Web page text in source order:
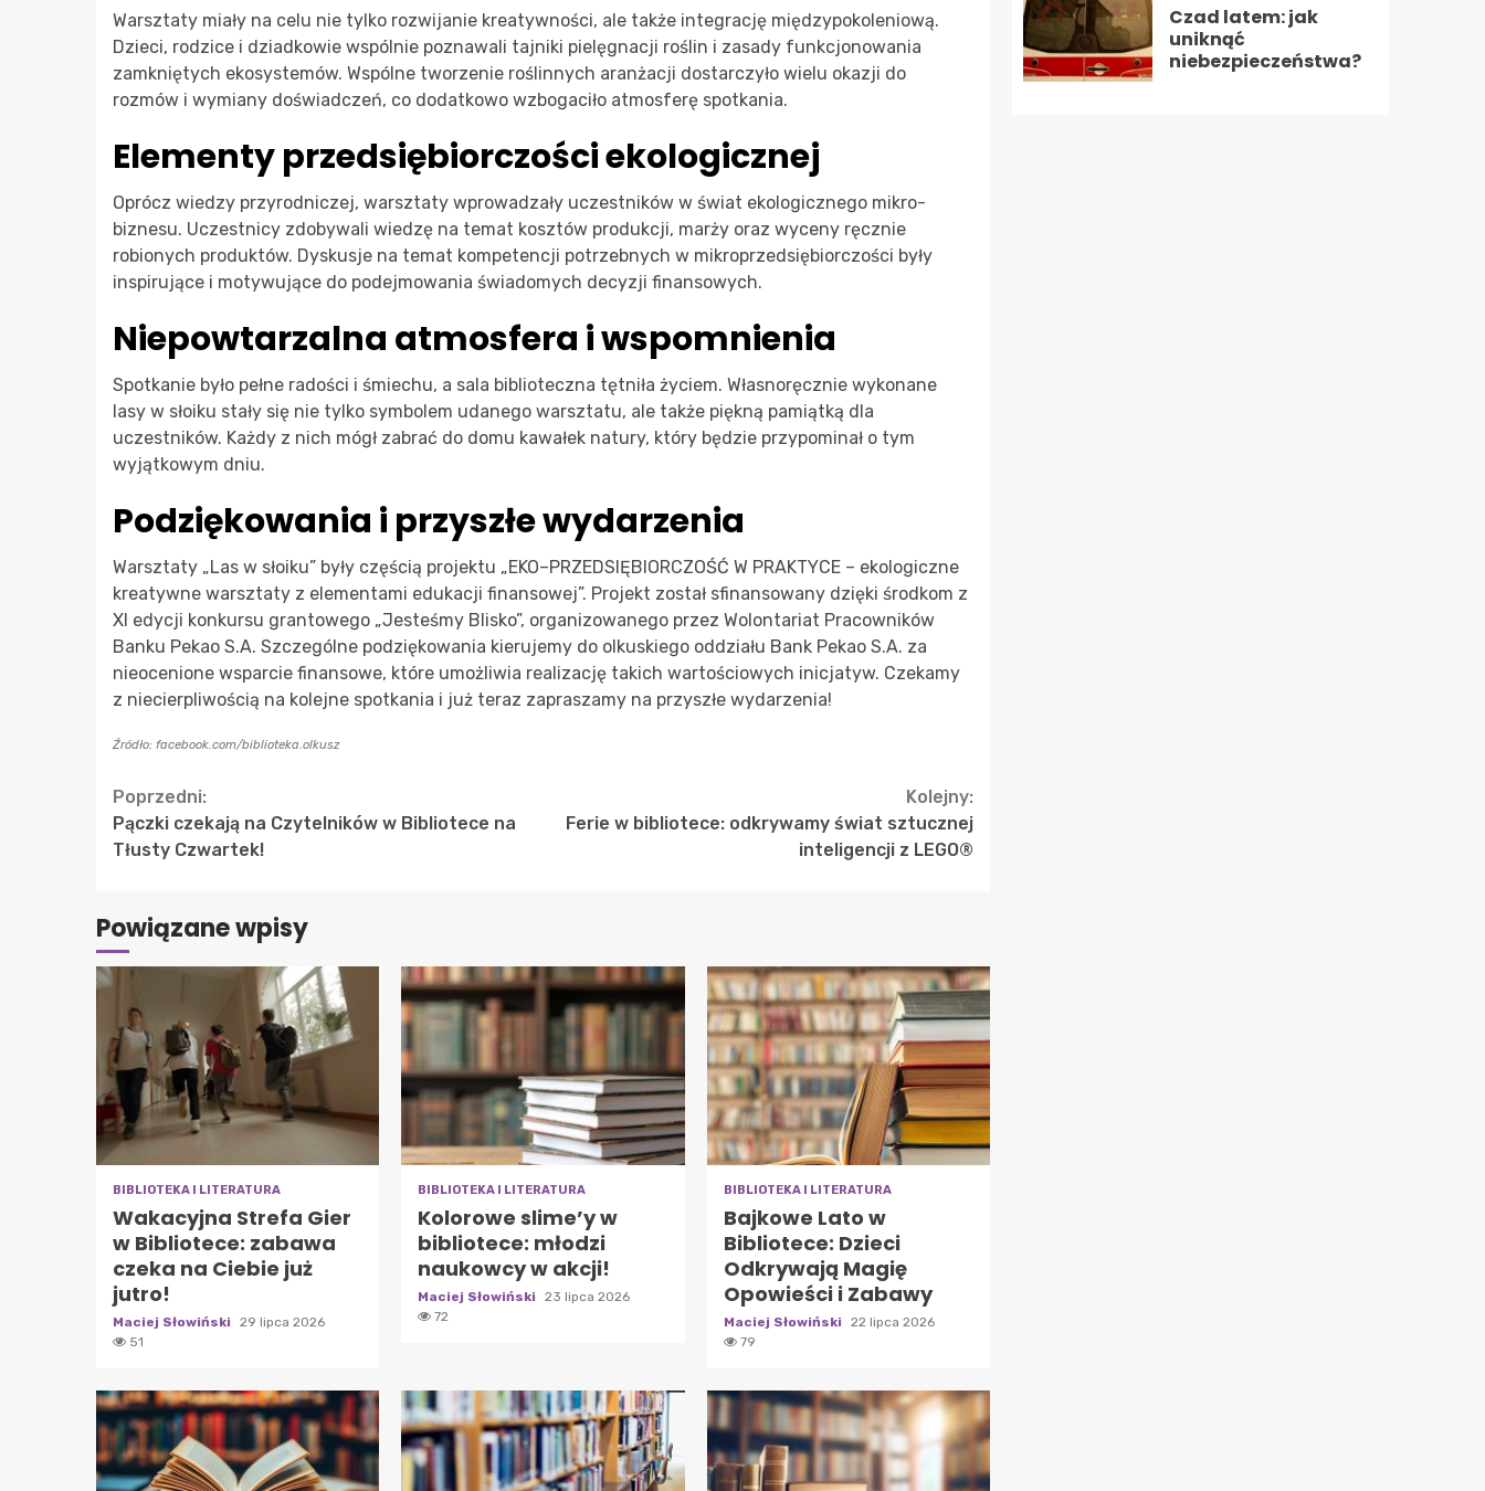
Warsztaty miały na celu nie tylko rozwijanie kreatywności, ale także integrację międzypokoleniową.
Dzieci, rodzice i dziadkowie wspólnie poznawali tajniki pielęgnacji roślin i zasady funkcjonowania
zamkniętych ekosystemów. Wspólne tworzenie roślinnych aranżacji dostarczyło wielu okazji do
rozmów i wymiany doświadczeń, co dodatkowo wzbogaciło atmosferę spotkania.
Elementy przedsiębiorczości ekologicznej
Oprócz wiedzy przyrodniczej, warsztaty wprowadzały uczestników w świat ekologicznego mikro-
biznesu. Uczestnicy zdobywali wiedzę na temat kosztów produkcji, marży oraz wyceny ręcznie
robionych produktów. Dyskusje na temat kompetencji potrzebnych w mikroprzedsiębiorczości były
inspirujące i motywujące do podejmowania świadomych decyzji finansowych.
Niepowtarzalna atmosfera i wspomnienia
Spotkanie było pełne radości i śmiechu, a sala biblioteczna tętniła życiem. Własnoręcznie wykonane
lasy w słoiku stały się nie tylko symbolem udanego warsztatu, ale także piękną pamiątką dla
uczestników. Każdy z nich mógł zabrać do domu kawałek natury, który będzie przypominał o tym
wyjątkowym dniu.
Podziękowania i przyszłe wydarzenia
Warsztaty „Las w słoiku” były częścią projektu „EKO–PRZEDSIĘBIORCZOŚĆ W PRAKTYCE – ekologiczne
kreatywne warsztaty z elementami edukacji finansowej”. Projekt został sfinansowany dzięki środkom z
XI edycji konkursu grantowego „Jesteśmy Blisko”, organizowanego przez Wolontariat Pracowników
Banku Pekao S.A. Szczególne podziękowania kierujemy do olkuskiego oddziału Bank Pekao S.A. za
nieocenione wsparcie finansowe, które umożliwia realizację takich wartościowych inicjatyw. Czekamy
z niecierpliwością na kolejne spotkania i już teraz zapraszamy na przyszłe wydarzenia!
Źródło: facebook.com/biblioteka.olkusz
Continue
Reading
Poprzedni:
Pączki czekają na Czytelników w Bibliotece na
Tłusty Czwartek!
Kolejny:
Ferie w bibliotece: odkrywamy świat sztucznej
inteligencji z LEGO®
Powiązane wpisy
BIBLIOTEKA I LITERATURA
Wakacyjna Strefa Gier
w Bibliotece: zabawa
czeka na Ciebie już
jutro!
Maciej Słowiński
29 lipca 2026
51
BIBLIOTEKA I LITERATURA
Kolorowe slime’y w
bibliotece: młodzi
naukowcy w akcji!
Maciej Słowiński
23 lipca 2026
72
BIBLIOTEKA I LITERATURA
Bajkowe Lato w
Bibliotece: Dzieci
Odkrywają Magię
Opowieści i Zabawy
Maciej Słowiński
22 lipca 2026
79
Czad latem: jak
uniknąć
niebezpieczeństwa?